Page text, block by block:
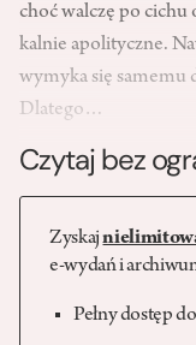
choć walczę po
kalnie apolityczne.
wymyka się
Dlatego…
Czytaj bez
Zyskaj
e-wydań i
Pełny dostęp